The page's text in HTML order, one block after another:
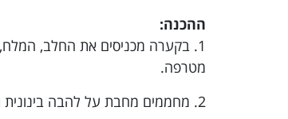
ההכנה:
1. בקערה מכניסים את החלב,
מטרפה.
2. מחממים מחבת על להבה בינונית ומרססים מתרסיס שמן הקנולה.